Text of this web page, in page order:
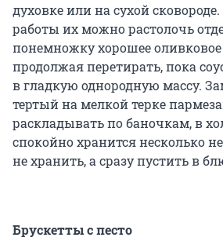
духовке или на сухой
работы их можно растолочь
понемножку хорошее оливковое
продолжая перетирать, пока
в гладкую однородную массу.
тертый на мелкой терке
раскладывать по баночкам, в
спокойно хранится несколько
не хранить, а сразу пустить в
Брускетты с песто